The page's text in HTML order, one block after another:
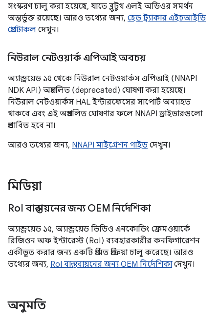
সংস্করণ চালু করা হয়েছে, যাতে ব্লুটুথ এলই অডিওর সমর্থন
অন্তর্ভুক্ত রয়েছে। আরও তথ্যের জন্য, হেড ট্র্যাকার এইচআইডি
প্রোটোকল দেখুন।
নিউরাল নেটওয়ার্ক এপিআই অবচয়
অ্যান্ড্রয়েড ১৫ থেকে নিউরাল নেটওয়ার্কস এপিআই (NNAPI
NDK API) অপ্রচলিত (deprecated) ঘোষণা করা হয়েছে।
নিউরাল নেটওয়ার্কস HAL ইন্টারফেসের সাপোর্ট অব্যাহত
থাকবে এবং এই অপ্রচলিত ঘোষণার ফলে NNAPI ড্রাইভারগুলো
প্রভাবিত হবে না।
আরও তথ্যের জন্য, NNAPI মাইগ্রেশন গাইড দেখুন।
মিডিয়া
RoI বাস্তবায়নের জন্য OEM নির্দেশিকা
অ্যান্ড্রয়েড ১৫, অ্যান্ড্রয়েড ভিডিও এনকোডিং ফ্রেমওয়ার্কে
রিজিওন অফ ইন্টারেস্ট (RoI) ব্যবহারকারীর কনফিগারেশন
একীভূত করার জন্য একটি প্রমিত প্রক্রিয়া চালু করেছে। আরও
তথ্যের জন্য, RoI বাস্তবায়নের জন্য OEM নির্দেশিকাদেখুন।
অনুমতি